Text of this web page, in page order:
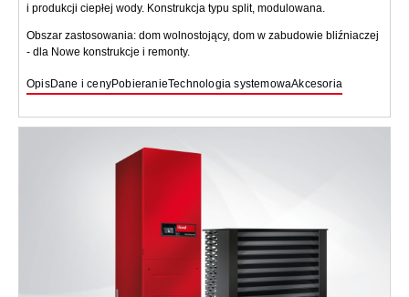
i produkcji ciepłej wody. Konstrukcja typu split, modulowana.
Obszar zastosowania: dom wolnostojący, dom w zabudowie bliźniaczej
- dla Nowe konstrukcje i remonty.
OpisDane i cenyPobieranieTechnologia systemowaAkcesoria